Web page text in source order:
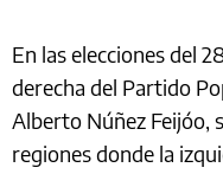
En las elecciones del
derecha del Partido
Alberto Núñez Feijóo,
regiones donde la